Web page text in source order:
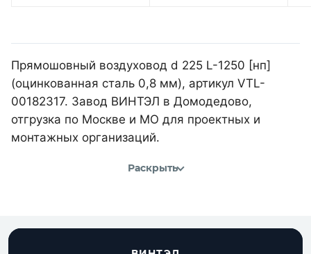
Прямошовный воздуховод d 225 L-1250 [нп]
(оцинкованная сталь 0,8 мм), артикул VTL-
00182317. Завод ВИНТЭЛ в Домодедово,
отгрузка по Москве и МО для проектных и
монтажных организаций.
Раскрыть